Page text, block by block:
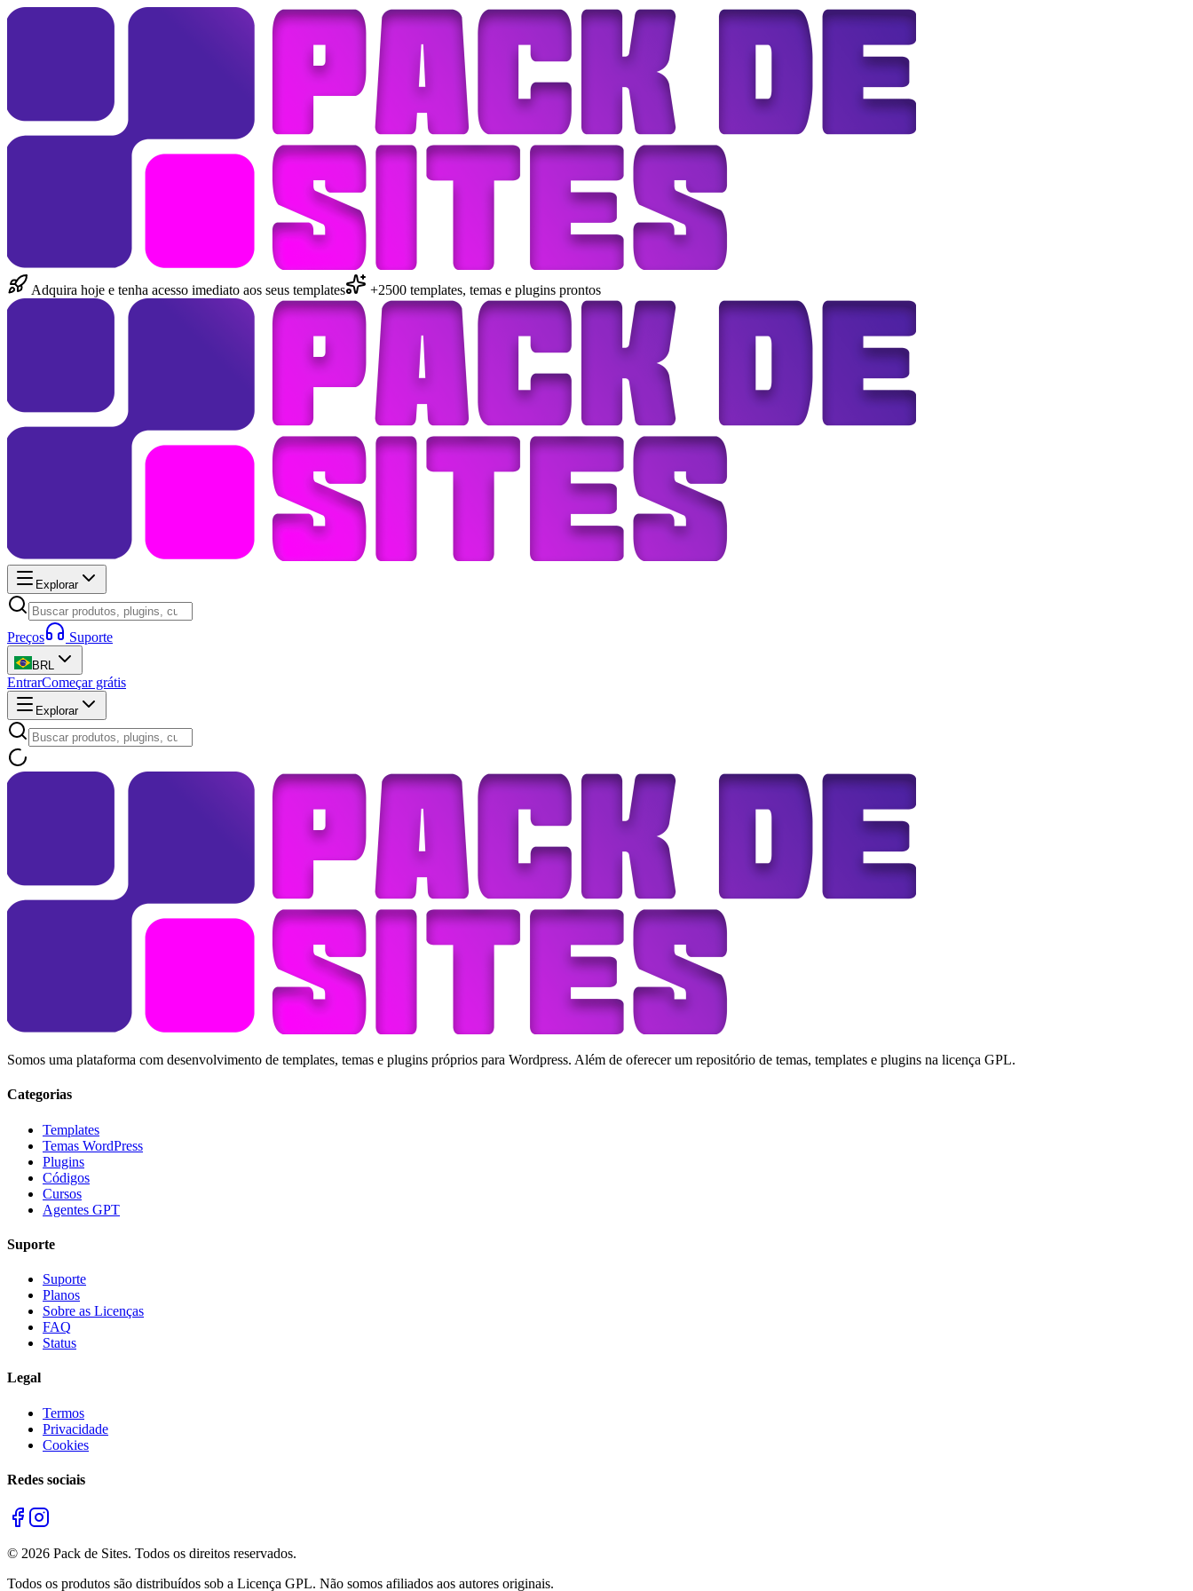
Adquira hoje e tenha acesso imediato aos seus templates +2500 templates, temas e plugins prontos
Explorar
Preços Suporte
BRL
EntrarComeçar grátis
Explorar
Somos uma plataforma com desenvolvimento de templates, temas e plugins próprios para Wordpress. Além de oferecer um repositório de temas, templates e plugins na licença GPL.
Categorias
Templates
Temas WordPress
Plugins
Códigos
Cursos
Agentes GPT
Suporte
Suporte
Planos
Sobre as Licenças
FAQ
Status
Legal
Termos
Privacidade
Cookies
Redes sociais
© 2026 Pack de Sites. Todos os direitos reservados.
Todos os produtos são distribuídos sob a Licença GPL. Não somos afiliados aos autores originais.